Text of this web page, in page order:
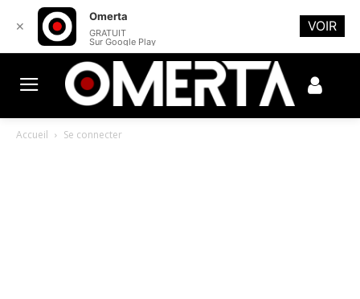
Accueil Se connecter
✕
Omerta
GRATUIT
Sur Google Play
VOIR